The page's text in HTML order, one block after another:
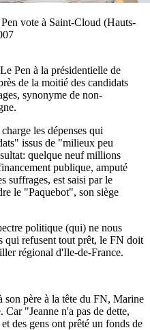
vote à Saint-Cloud (Hauts-
Pen à la présidentielle de
de la moitié des candidats
synonyme de non-
les dépenses qui
issus de "milieux peu
quelque neuf millions
publique, amputé
suffrages, est saisi par le
le "Paquebot", son siège
politique (qui) ne nous
qui refusent tout prêt, le FN doit
régional d'Ile-de-France.
son père à la tête du FN, Marine
"Jeanne n'a pas de dette,
des gens ont prêté un fonds de